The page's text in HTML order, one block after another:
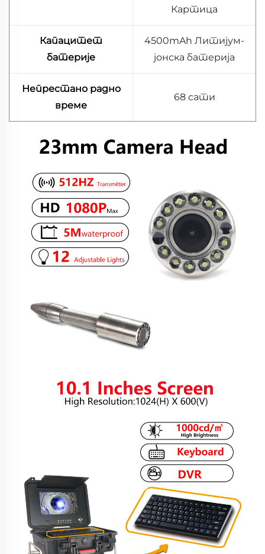
Картица
Капацитет
батерије
4500mAh Литијум-
јонска батерија
Непрестано радно
време
68 сати